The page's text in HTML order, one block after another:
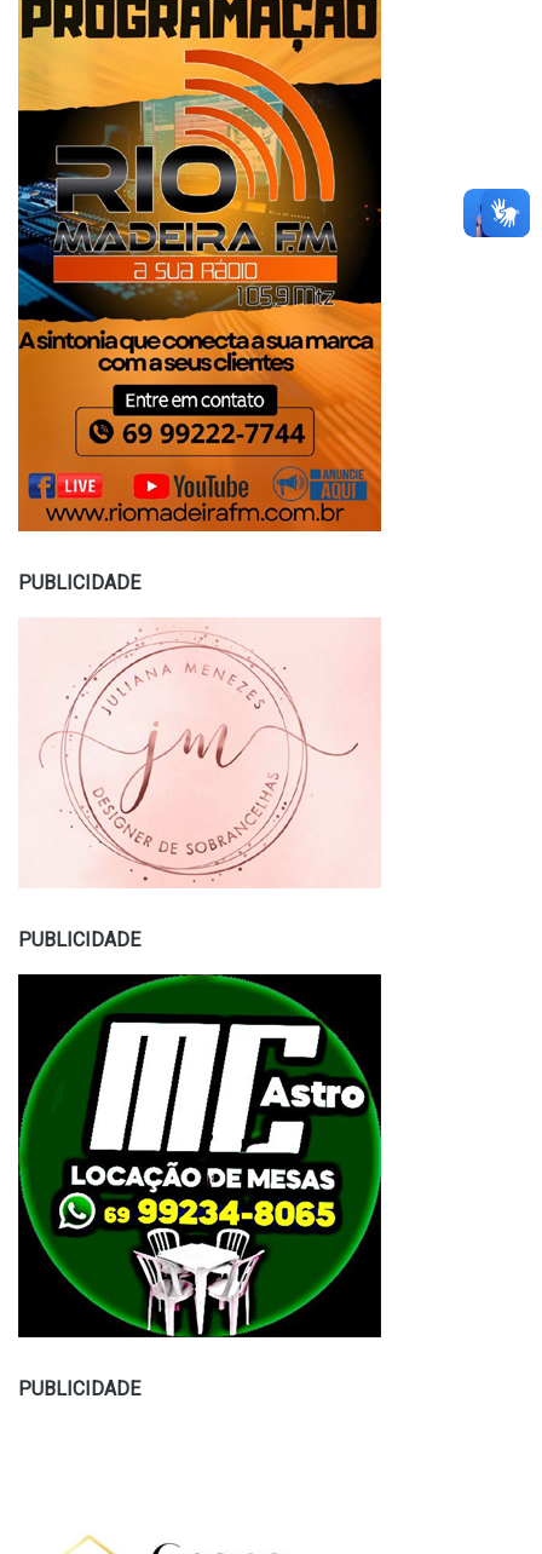
PUBLICIDADE
PUBLICIDADE
PUBLICIDADE